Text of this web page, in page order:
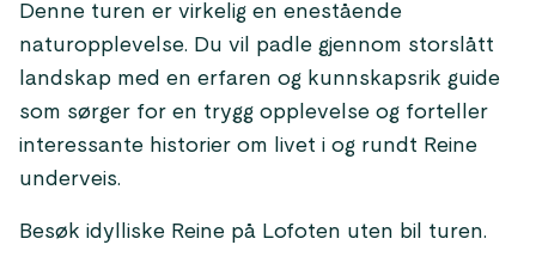
Denne turen er virkelig en enestående
naturopplevelse. Du vil padle gjennom storslått
landskap med en erfaren og kunnskapsrik guide
som sørger for en trygg opplevelse og forteller
interessante historier om livet i og rundt Reine
underveis.
Besøk idylliske Reine på Lofoten uten bil turen.